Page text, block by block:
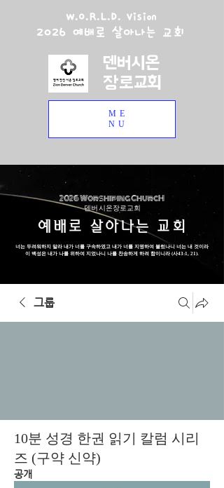
W.O.R.L.D. Vision
2026 예배로 살아나는 교회
덴버시온
장로교회
ME
NU
2026 Worshiping ChurcH
덴버 시온장로교회
예배로 살아나는 교회
너는 두려워하지 말라 내가 너를 구속하였고 내가 너를 지명하여 불렀나니 너는 내 것이라
이 백성은 내가 나를 위하여 지었나니 나를 찬송하게 하려 함이니라 (사43:1, 21).
그룹
10분 성경 한권 읽기 칼럼 시리
즈 (구약 신약)
공개